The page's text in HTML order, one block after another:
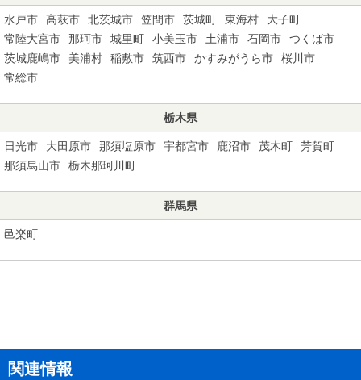
水戸市 高萩市 北茨城市 笠間市 茨城町 東海村
大子町
常陸大宮市
那珂市 城里町 小美玉市 土浦市 石岡市
つくば市
茨城鹿嶋市
美浦村 稲敷市 筑西市 かすみがうら市
桜川市
常総市
栃木県
日光市 大田原市 那須塩原市 宇都宮市 鹿沼市 茂木町
芳賀町
那須烏山市
栃木那珂川町
群馬県
邑楽町
関連情報